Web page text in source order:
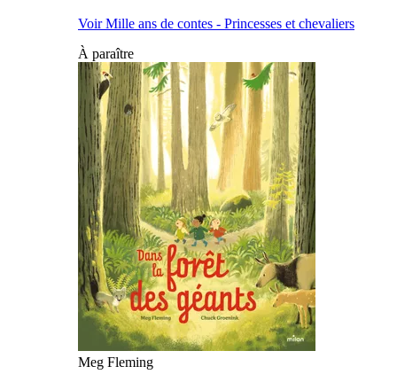
Voir Mille ans de contes - Princesses et chevaliers
À paraître
Meg Fleming